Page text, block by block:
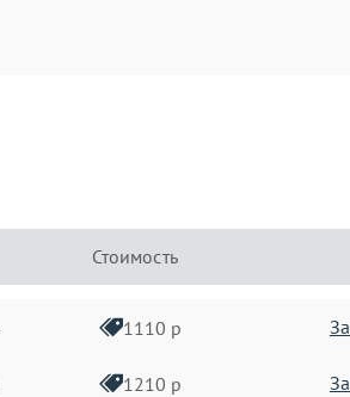
Стоимость
1110 р
1210 р